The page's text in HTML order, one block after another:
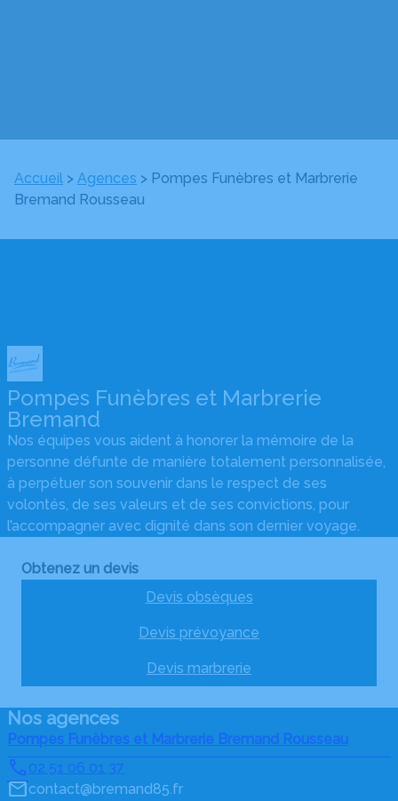
Accueil > Agences > Pompes Funèbres et Marbrerie
Bremand Rousseau
Pompes Funèbres et Marbrerie
Bremand
Nos équipes vous aident à honorer la mémoire de la
personne défunte de manière totalement personnalisée,
à perpétuer son souvenir dans le respect de ses
volontés, de ses valeurs et de ses convictions, pour
l’accompagner avec dignité dans son dernier voyage.
Obtenez un devis
Devis obsèques
Devis prévoyance
Devis marbrerie
Nos agences
Pompes Funèbres et Marbrerie Bremand Rousseau
02 51 06 01 37
contact@bremand85.fr